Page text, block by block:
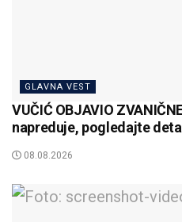
GLAVNA VEST
VUČIĆ OBJAVIO
napreduje, pogledajte
08.08.2026